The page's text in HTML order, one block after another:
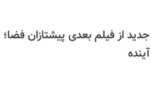
از فیلم بعدی پیشتازان